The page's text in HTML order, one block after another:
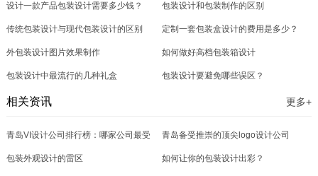
设计一款产品包装设计需要多少钱？ 包装设计和包装制作的区别
传统包装设计与现代包装设计的区别 定制一套包装盒设计的费用是多少？
外包装设计图片效果制作 如何做好高档包装箱设计
包装设计中最流行的几种礼盒 包装设计要避免哪些误区？
相关资讯 更多+
青岛VI设计公司排行榜：哪家公司最受
欢迎？
青岛备受推崇的顶尖logo设计公司
包装外观设计的雷区 如何让你的包装设计出彩？